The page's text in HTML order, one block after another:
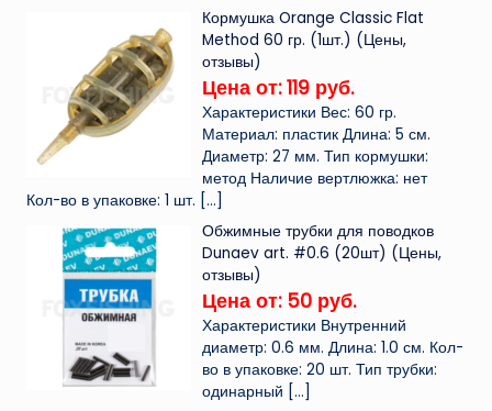
Кормушка Orange Classic Flat
Method 60 гр. (1шт.) (Цены,
отзывы)
Цена от: 119 руб.
Характеристики Вес: 60 гр.
Материал: пластик Длина: 5 см.
Диаметр: 27 мм. Тип кормушки:
метод Наличие вертлюжка: нет
Кол-во в упаковке: 1 шт. […]
Обжимные трубки для поводков
Dunaev art. #0.6 (20шт) (Цены,
отзывы)
Цена от: 50 руб.
Характеристики Внутренний
диаметр: 0.6 мм. Длина: 1.0 см. Кол-
во в упаковке: 20 шт. Тип трубки:
одинарный […]